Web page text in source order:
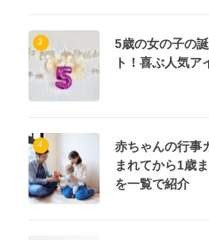
3
5歳の女の子の
ト！喜ぶ人気ア
4
赤ちゃんの行事
まれてから1歳
を一覧で紹介